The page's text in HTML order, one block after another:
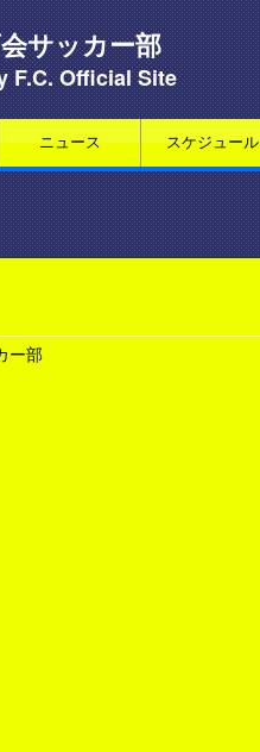
サッカー部
F.C. Official Site
ニュース スケジュール
ー部